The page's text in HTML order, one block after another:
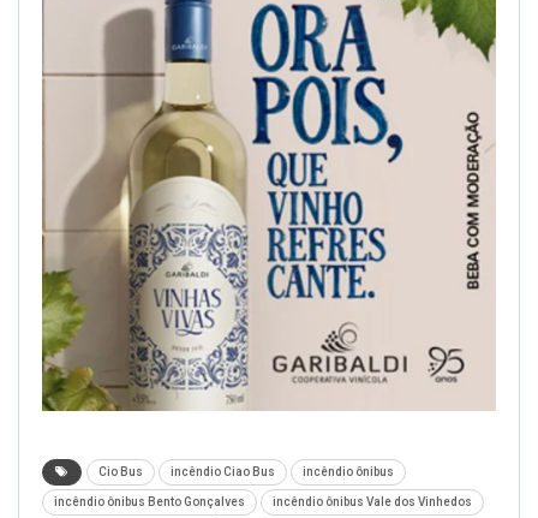
Cio Bus incêndio Ciao Bus incêndio ônibus
incêndio ônibus Bento Gonçalves incêndio ônibus Vale dos Vinhedos